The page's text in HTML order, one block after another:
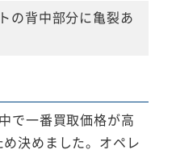
の背中部分に亀裂あ
で一番買取価格が高
決めました。オペレ